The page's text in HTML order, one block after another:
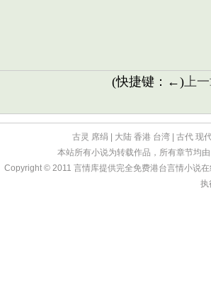
(快捷键：←)上
古灵 席绢 大陆 香港 台湾 古代 现
本站所有小说为转载作品，所有章节均
Copyright © 2011 言情库提供完全免费港台言情小说
执